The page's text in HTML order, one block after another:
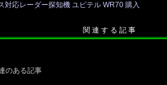
対応レーダー探知機 ユピテル WR70 購入
関 連 す る 記 事
のある記事